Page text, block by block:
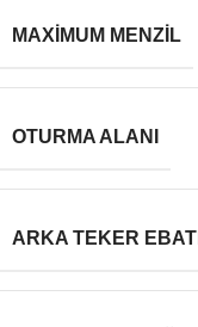
MAXIMUM MENZIL
OTURMA ALANI
ARKA TEKER EBATI